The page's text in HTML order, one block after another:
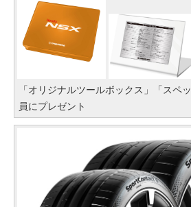
「オリジナルツールボックス」「スペ
員にプレゼント